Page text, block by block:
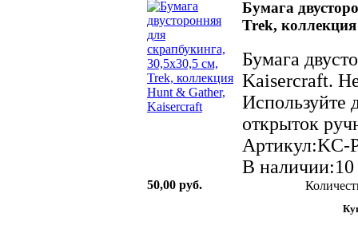
Бумага
Trek,
Бумага
Kaisercraft.
Используйте
открыток
Артикул:KC-
В наличии:10
50,00 руб.